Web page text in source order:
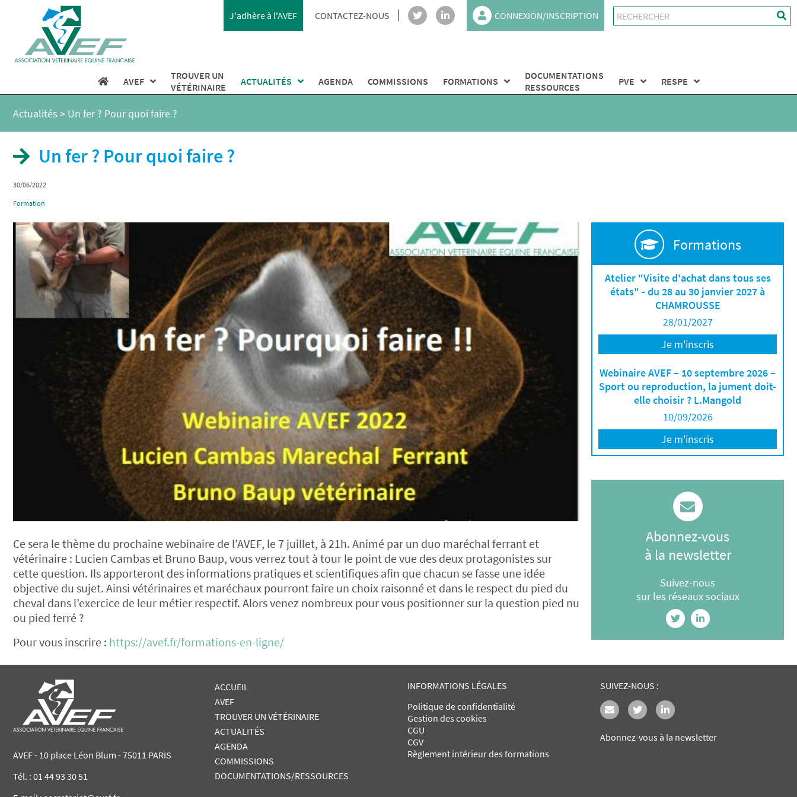
J'adhère à l'AVEF CONTACTEZ-NOUS CONNEXION/INSCRIPTION
AVEF
TROUVER UN
VÉTÉRINAIRE
ACTUALITÉS AGENDA COMMISSIONS FORMATIONS
DOCUMENTATIONS
RESSOURCES
PVE RESPE
Actualités > Un fer ? Pour quoi faire ?
Un fer ? Pour quoi faire ?
30/06/2022
Formation
Ce sera le thème du prochaine webinaire de l’AVEF, le 7 juillet, à 21h. Animé par un duo maréchal ferrant et
vétérinaire : Lucien Cambas et Bruno Baup, vous verrez tout à tour le point de vue des deux protagonistes sur
cette question. Ils apporteront des informations pratiques et scientifiques afin que chacun se fasse une idée
objective du sujet. Ainsi vétérinaires et maréchaux pourront faire un choix raisonné et dans le respect du pied du
cheval dans l’exercice de leur métier respectif. Alors venez nombreux pour vous positionner sur la question pied nu
ou pied ferré ?
Pour vous inscrire : https://avef.fr/formations-en-ligne/
Formations
Atelier "Visite d'achat dans tous ses
états" - du 28 au 30 janvier 2027 à
CHAMROUSSE
28/01/2027
Je m'inscris
Webinaire AVEF – 10 septembre 2026 –
Sport ou reproduction, la jument doit-
elle choisir ? L.Mangold
10/09/2026
Je m'inscris
Abonnez-vous
à la newsletter
Suivez-nous
sur les réseaux sociaux
AVEF - 10 place Léon Blum - 75011 PARIS
Tél. : 01 44 93 30 51
ACCUEIL
AVEF
TROUVER UN VÉTÉRINAIRE
ACTUALITÉS
AGENDA
COMMISSIONS
DOCUMENTATIONS/RESSOURCES
INFORMATIONS LÉGALES
Politique de confidentialité
Gestion des cookies
CGU
CGV
Règlement intérieur des formations
SUIVEZ-NOUS :
Abonnez-vous à la newsletter